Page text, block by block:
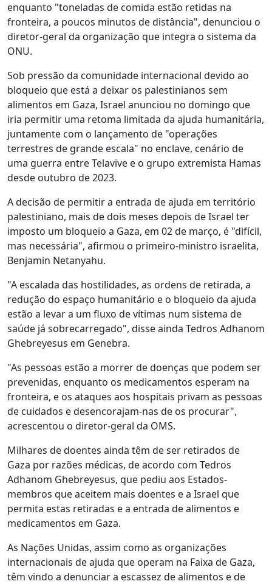
enquanto "toneladas de comida estão retidas na
fronteira, a poucos minutos de distância", denunciou o
diretor-geral da organização que integra o sistema da
ONU.
Sob pressão da comunidade internacional devido ao
bloqueio que está a deixar os palestinianos sem
alimentos em Gaza, Israel anunciou no domingo que
iria permitir uma retoma limitada da ajuda humanitária,
juntamente com o lançamento de "operações
terrestres de grande escala" no enclave, cenário de
uma guerra entre Telavive e o grupo extremista Hamas
desde outubro de 2023.
A decisão de permitir a entrada de ajuda em território
palestiniano, mais de dois meses depois de Israel ter
imposto um bloqueio a Gaza, em 02 de março, é "difícil,
mas necessária", afirmou o primeiro-ministro israelita,
Benjamin Netanyahu.
"A escalada das hostilidades, as ordens de retirada, a
redução do espaço humanitário e o bloqueio da ajuda
estão a levar a um fluxo de vítimas num sistema de
saúde já sobrecarregado", disse ainda Tedros Adhanom
Ghebreyesus em Genebra.
"As pessoas estão a morrer de doenças que podem ser
prevenidas, enquanto os medicamentos esperam na
fronteira, e os ataques aos hospitais privam as pessoas
de cuidados e desencorajam-nas de os procurar",
acrescentou o diretor-geral da OMS.
Milhares de doentes ainda têm de ser retirados de
Gaza por razões médicas, de acordo com Tedros
Adhanom Ghebreyesus, que pediu aos Estados-
membros que aceitem mais doentes e a Israel que
permita estas retiradas e a entrada de alimentos e
medicamentos em Gaza.
As Nações Unidas, assim como as organizações
internacionais de ajuda que operam na Faixa de Gaza,
têm vindo a denunciar a escassez de alimentos e de